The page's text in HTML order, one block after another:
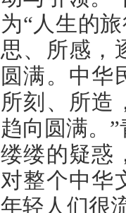
为“人生的
思、所感，
圆满。中华
所刻、所造
趋向圆满。
缕缕的疑惑
对整个中华
年轻人们很